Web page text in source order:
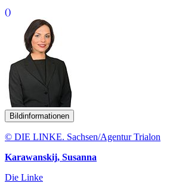
()
Bildinformationen
© DIE LINKE. Sachsen/Agentur Trialon
Karawanskij, Susanna
Die Linke